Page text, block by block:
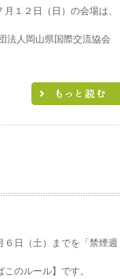
１２日（日）の会場は、
法人岡山県国際交流協会
日（土）までを「禁煙週
のルール】です。